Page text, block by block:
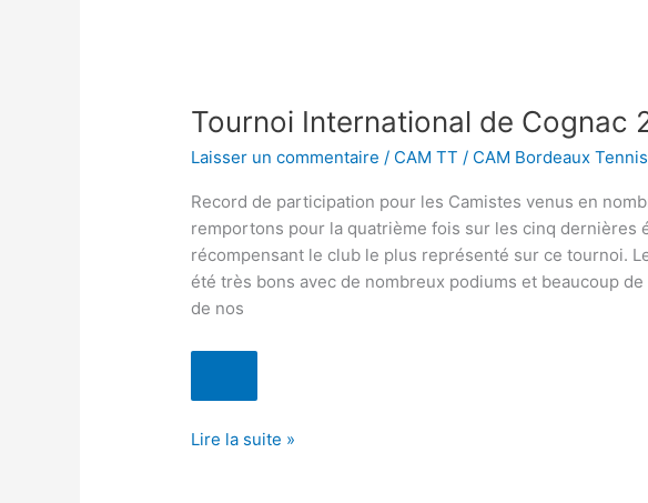
Tournoi International de Cognac
Laisser un commentaire / CAM TT / CAM Bordeaux
Record de participation pour les Camistes venus en
remportons pour la quatrième fois sur les cinq dernières
récompensant le club le plus représenté sur ce tournoi.
été très bons avec de nombreux podiums et beaucoup
de nos
de
2024
Lire la suite »